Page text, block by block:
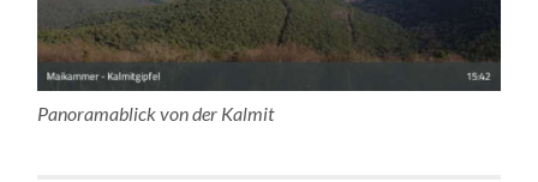
Panoramablick von der Kalmit